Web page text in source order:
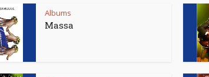
Albums
Massa